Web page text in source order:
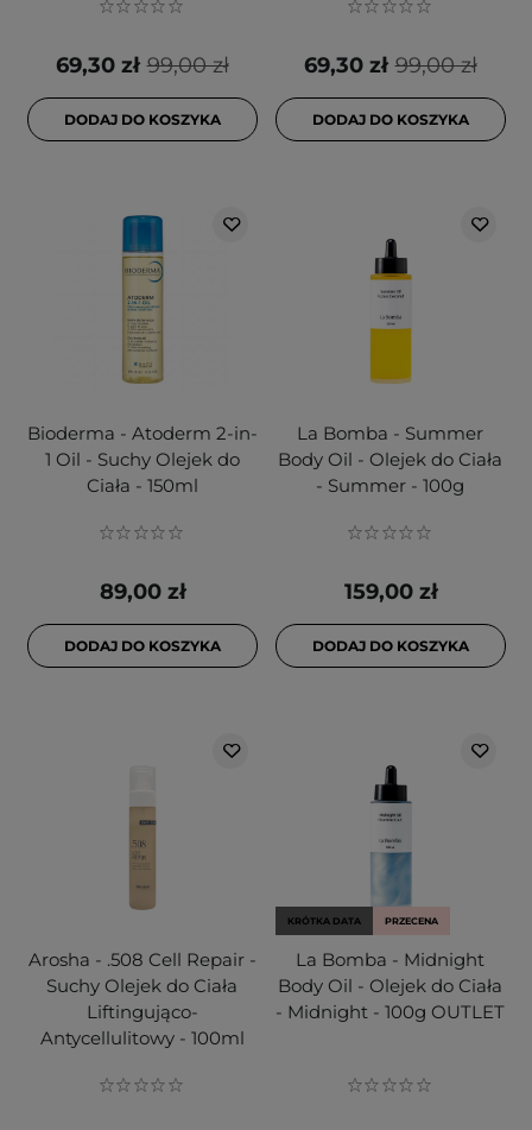
99,00 zł
69,30 zł
DODAJ DO KOSZYKA
99,00 zł
69,30 zł
DODAJ DO KOSZYKA
Bioderma - Atoderm 2-in-
1 Oil - Suchy Olejek do
Ciała - 150ml
89,00 zł
DODAJ DO KOSZYKA
La Bomba - Summer
Body Oil - Olejek do Ciała
- Summer - 100g
159,00 zł
DODAJ DO KOSZYKA
Arosha - .508 Cell Repair -
Suchy Olejek do Ciała
Liftingująco-
Antycellulitowy - 100ml
KRÓTKA DATA PRZECENA
La Bomba - Midnight
Body Oil - Olejek do Ciała
- Midnight - 100g OUTLET